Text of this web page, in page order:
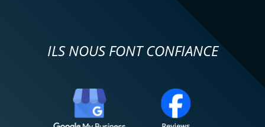
ILS NOUS FONT CONFIANCE